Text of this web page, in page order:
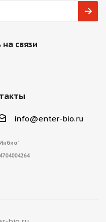
связи
info@enter-bio.ru